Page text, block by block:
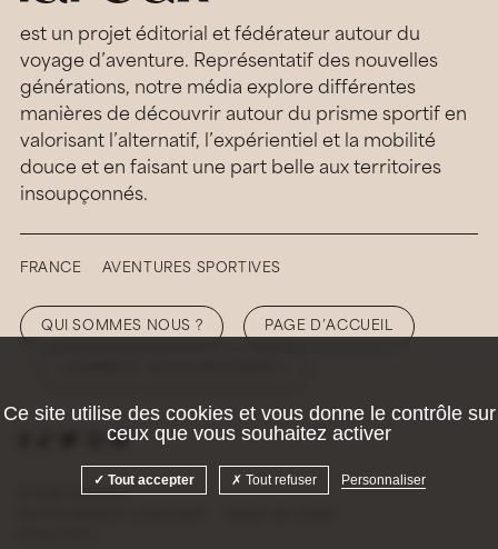
est un projet éditorial et fédérateur autour du
voyage d’aventure. Représentatif des nouvelles
générations, notre média explore différentes
manières de découvrir autour du prisme sportif en
valorisant l’alternatif, l’expérientiel et la mobilité
douce et en faisant une part belle aux territoires
insoupçonnés.
FRANCE AVENTURES SPORTIVES
QUI SOMMES NOUS ? PAGE D’ACCUEIL
© 2026 Hellolaroux
Ce site utilise des cookies et vous donne le contrôle sur
ceux que vous souhaitez activer
Tout accepter Tout refuser Personnaliser